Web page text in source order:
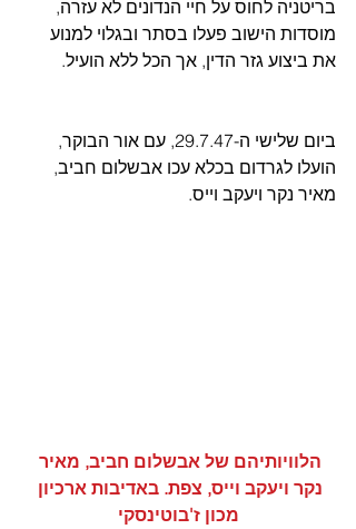
בריטניה לחוס על חיי הנדונים לא עזרה,
מוסדות הישוב פעלו בסתר ובגלוי למנוע
את ביצוע גזר הדין, אך הכל ללא הועיל.
ביום שלישי ה-29.7.47, עם אור הבוקר,
הועלו לגרדום בכלא עכו אבשלום חביב,
מאיר נקר ויעקב וייס.
הלוויותיהם של אבשלום חביב, מאיר
נקר ויעקב וייס, צפת. באדיבות ארכיון
מכון ז'בוטינסקי